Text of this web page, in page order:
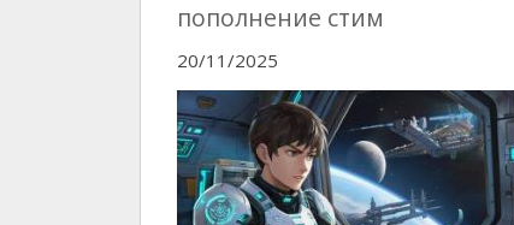
пополнение стим
20/11/2025